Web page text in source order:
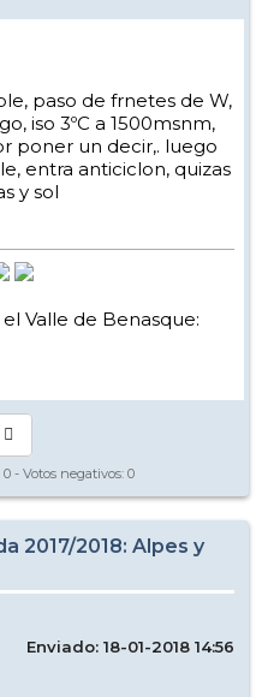
paso de frnetes de W,
iso 3ºC a 1500msnm,
poner un decir,. luego
entra anticiclon, quizas
y sol
Valle de Benasque:
0 - Votos negativos: 0
2017/2018: Alpes y
Enviado: 18-01-2018 14:56